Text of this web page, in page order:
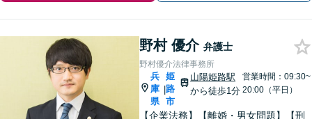
野村 優介 弁護士
野村優介法律事務所
兵
庫
県
|
姫
路
市
山陽姫路駅
から徒歩1分
営業時間：09:30~
20:00（平日）
【企業法務】【離婚・男女問題】【刑